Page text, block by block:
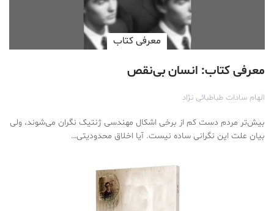
معرفی کتاب
معرفی کتاب: انسان بی‌نقص
الهام سادات طباطبائی نژاد
بیش‌تر مردم دست کم از برخی اشکال مهندسی ژنتیک نگران می‌شوند، ولی
بیان علت این نگرانی ساده نیست. آیا اخلاق محدودیتی…